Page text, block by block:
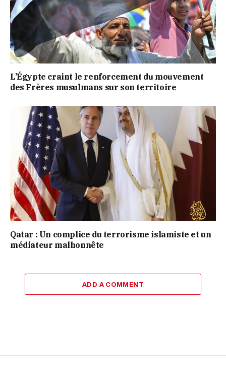
L’Égypte craint le renforcement du mouvement
des Frères musulmans sur son territoire
Qatar : Un complice du terrorisme islamiste et un
médiateur malhonnête
ADD A COMMENT